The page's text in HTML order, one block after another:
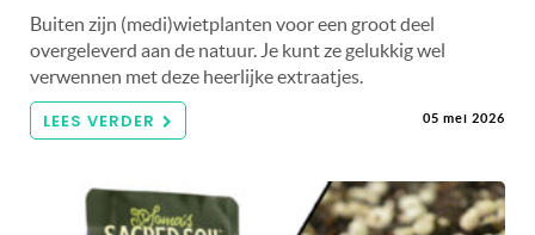
Buiten zijn (medi)wietplanten voor een groot deel
overgeleverd aan de natuur. Je kunt ze gelukkig wel
verwennen met deze heerlijke extraatjes.
LEES VERDER 05 mei 2026